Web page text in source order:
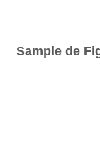
Sample de